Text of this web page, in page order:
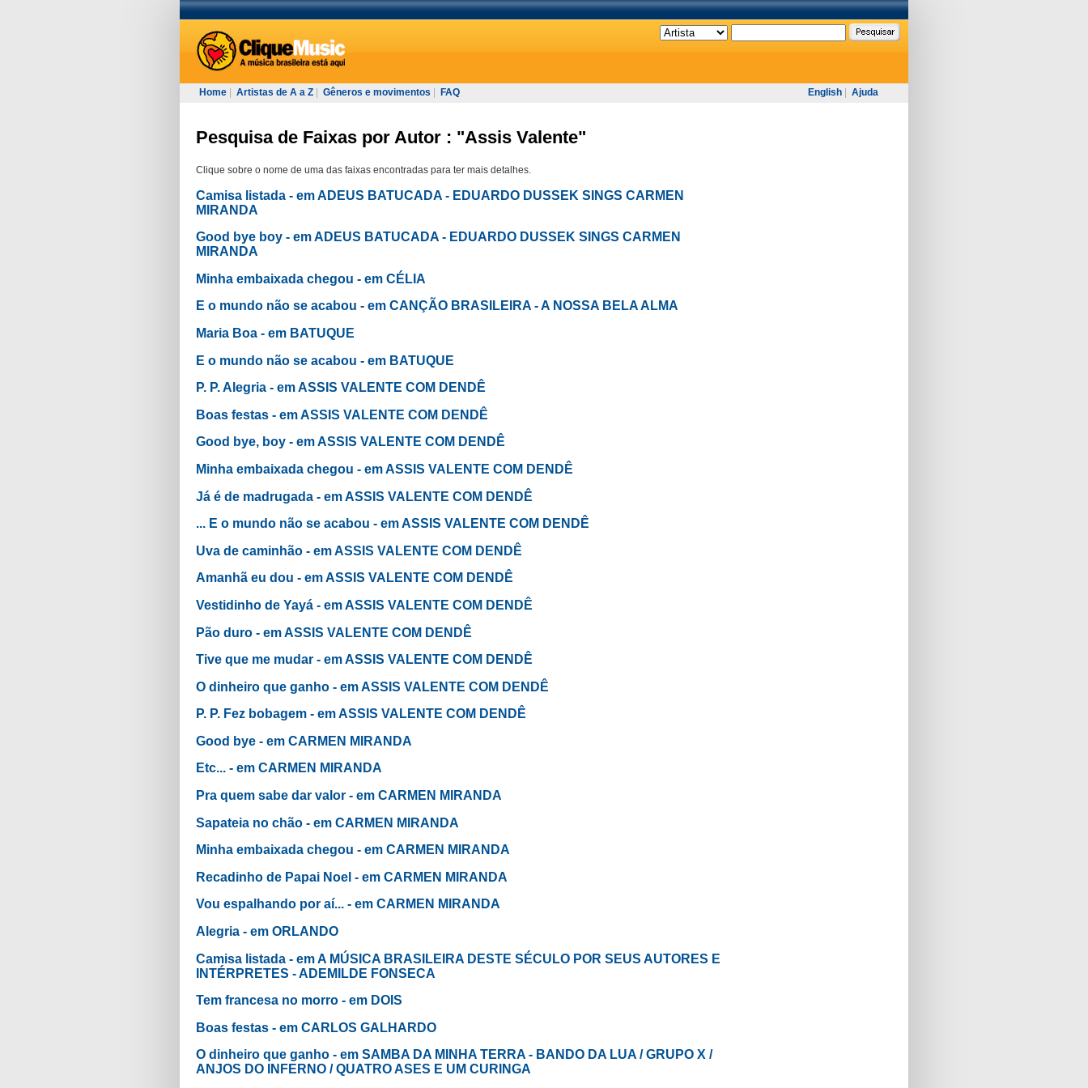
Home Artistas de A a Z Gêneros e movimentos FAQ English Ajuda
Pesquisa de Faixas por Autor : "Assis Valente"
Clique sobre o nome de uma das faixas encontradas para ter mais detalhes.
Camisa listada - em ADEUS BATUCADA - EDUARDO DUSSEK SINGS CARMEN
MIRANDA
Good bye boy - em ADEUS BATUCADA - EDUARDO DUSSEK SINGS CARMEN
MIRANDA
Minha embaixada chegou - em CÉLIA
E o mundo não se acabou - em CANÇÃO BRASILEIRA - A NOSSA BELA ALMA
Maria Boa - em BATUQUE
E o mundo não se acabou - em BATUQUE
P. P. Alegria - em ASSIS VALENTE COM DENDÊ
Boas festas - em ASSIS VALENTE COM DENDÊ
Good bye, boy - em ASSIS VALENTE COM DENDÊ
Minha embaixada chegou - em ASSIS VALENTE COM DENDÊ
Já é de madrugada - em ASSIS VALENTE COM DENDÊ
... E o mundo não se acabou - em ASSIS VALENTE COM DENDÊ
Uva de caminhão - em ASSIS VALENTE COM DENDÊ
Amanhã eu dou - em ASSIS VALENTE COM DENDÊ
Vestidinho de Yayá - em ASSIS VALENTE COM DENDÊ
Pão duro - em ASSIS VALENTE COM DENDÊ
Tive que me mudar - em ASSIS VALENTE COM DENDÊ
O dinheiro que ganho - em ASSIS VALENTE COM DENDÊ
P. P. Fez bobagem - em ASSIS VALENTE COM DENDÊ
Good bye - em CARMEN MIRANDA
Etc... - em CARMEN MIRANDA
Pra quem sabe dar valor - em CARMEN MIRANDA
Sapateia no chão - em CARMEN MIRANDA
Minha embaixada chegou - em CARMEN MIRANDA
Recadinho de Papai Noel - em CARMEN MIRANDA
Vou espalhando por aí... - em CARMEN MIRANDA
Alegria - em ORLANDO
Camisa listada - em A MÚSICA BRASILEIRA DESTE SÉCULO POR SEUS AUTORES E
INTÉRPRETES - ADEMILDE FONSECA
Tem francesa no morro - em DOIS
Boas festas - em CARLOS GALHARDO
O dinheiro que ganho - em SAMBA DA MINHA TERRA - BANDO DA LUA / GRUPO X /
ANJOS DO INFERNO / QUATRO ASES E UM CURINGA